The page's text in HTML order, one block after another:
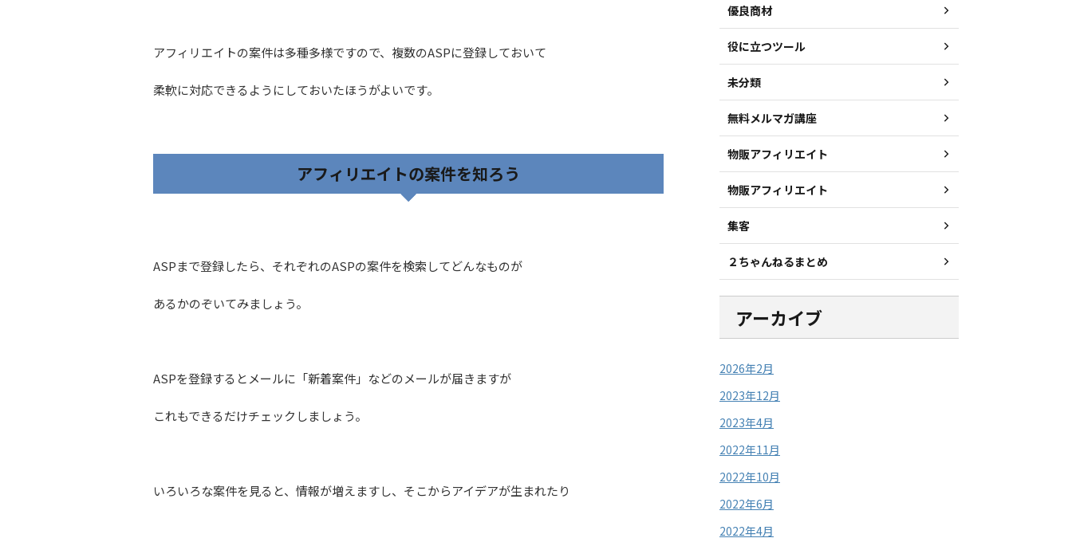
アフィリエイトの案件は多種多様ですので、複数のASPに登録しておいて
柔軟に対応できるようにしておいたほうがよいです。
アフィリエイトの案件を知ろう
ASPまで登録したら、それぞれのASPの案件を検索してどんなものが
あるかのぞいてみましょう。
ASPを登録するとメールに「新着案件」などのメールが届きますが
これもできるだけチェックしましょう。
いろいろな案件を見ると、情報が増えますし、そこからアイデアが生まれたり
優良商材
役に立つツール
未分類
無料メルマガ講座
物販アフィリエイト
物販アフィリエイト
集客
２ちゃんねるまとめ
アーカイブ
2026年2月
2023年12月
2023年4月
2022年11月
2022年10月
2022年6月
2022年4月